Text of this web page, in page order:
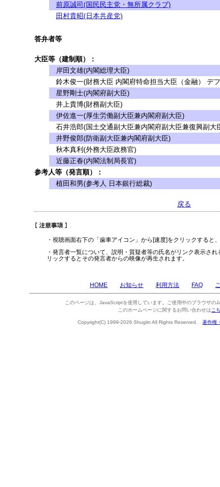
前原誠司(国民民主党・無所属クラブ)
田村貴昭(日本共産党)
答弁者等
大臣等（建制順）：
岸田文雄(内閣総理大臣)
鈴木俊一(財務大臣 内閣府特命担当大臣（金融） デ
星野剛士(内閣府副大臣)
井上貴博(財務副大臣)
伊佐進一(厚生労働副大臣兼内閣府副大臣)
石井浩郎(国土交通副大臣兼内閣府副大臣兼復興副大
井野俊郎(防衛副大臣兼内閣府副大臣)
秋本真利(外務大臣政務官)
近藤正春(内閣法制局長官)
参考人等（発言順）：
植田和男(参考人 日本銀行総裁)
戻る
・視聴画面右下の「歯車アイコン」から[速度]をクリックすると
・発言者一覧について、説明・質疑者等の氏名がリンク表示さ
リックするとその発言者からの映像が再生されます。
HOME お知らせ 利用方法 FAQ
このページは、JavaScriptを使用しています。ご使用中のブラウザの
このホームページに関するお問い合わせは こ
Copyright(C) 1999-2026 Shugiin All Rights Reserved. 著作権